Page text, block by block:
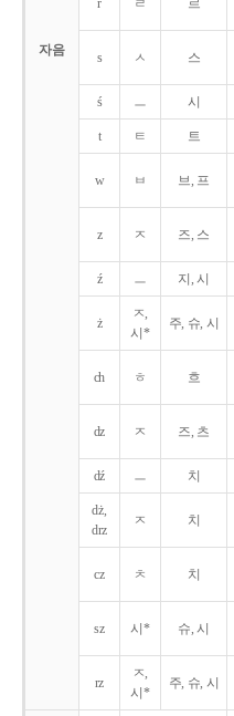
자음
r ㄹ 르
s ㅅ 스
ś ㅡ 시
t ㅌ 트
w ㅂ 브, 프
z ㅈ 즈, 스
ź ㅡ 지, 시
ż
ㅈ,
시*
주, 슈, 시
ch ㅎ 흐
dz ㅈ 즈, 츠
dź ㅡ 치
dż,
drz
ㅈ 치
cz ㅊ 치
sz 시* 슈, 시
rz
ㅈ,
시*
주, 슈, 시